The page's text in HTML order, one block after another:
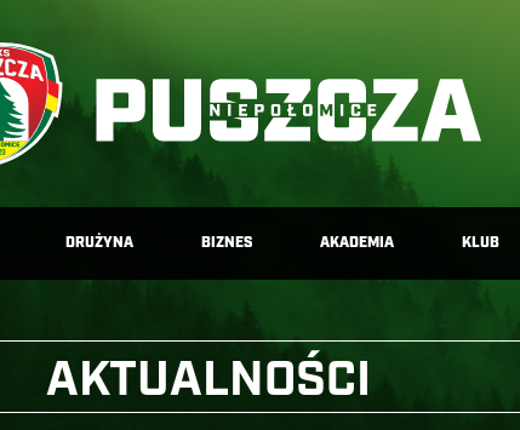
DRUŻYNA BIZNES AKADEMIA KLUB
AKTUALNOŚCI